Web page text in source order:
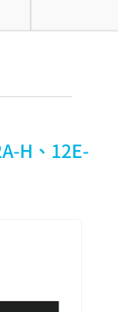
H、12E-